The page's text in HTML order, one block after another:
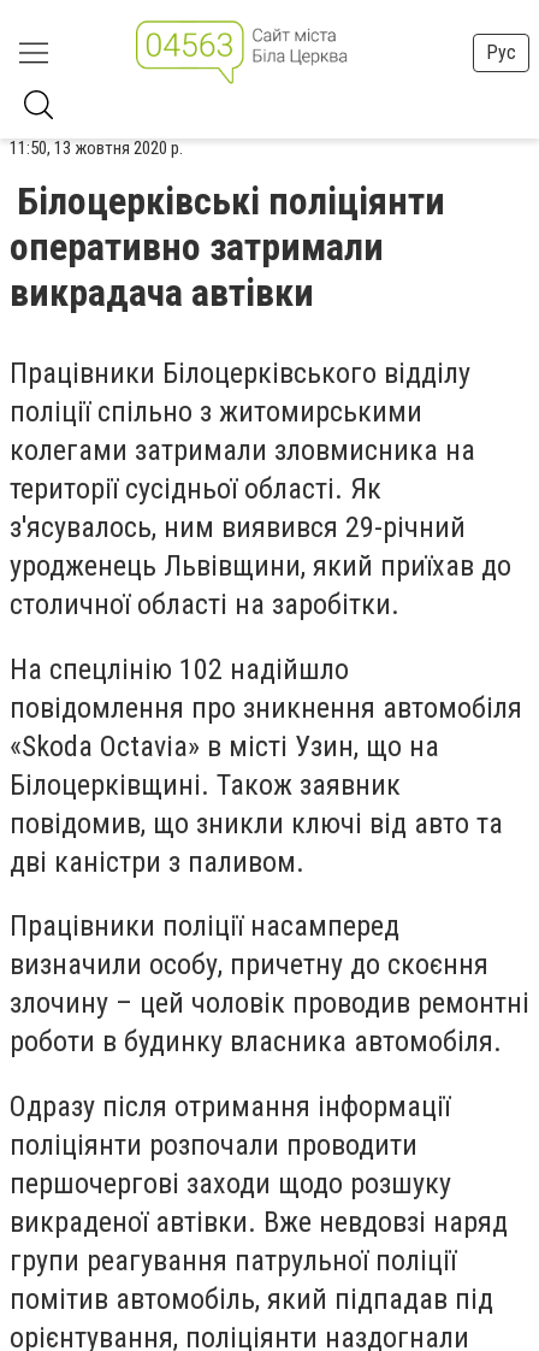
Рус
11:50, 13 жовтня 2020 р.
Білоцерківські поліціянти
оперативно затримали
викрадача автівки
Працівники Білоцерківського відділу
поліції спільно з житомирськими
колегами затримали зловмисника на
території сусідньої області. Як
з'ясувалось, ним виявився 29-річний
уродженець Львівщини, який приїхав до
столичної області на заробітки.
На спецлінію 102 надійшло
повідомлення про зникнення автомобіля
«Skoda Octavia» в місті Узин, що на
Білоцерківщині. Також заявник
повідомив, що зникли ключі від авто та
дві каністри з паливом.
Працівники поліції насамперед
визначили особу, причетну до скоєння
злочину – цей чоловік проводив ремонтні
роботи в будинку власника автомобіля.
Одразу після отримання інформації
поліціянти розпочали проводити
першочергові заходи щодо розшуку
викраденої автівки. Вже невдовзі наряд
групи реагування патрульної поліції
помітив автомобіль, який підпадав під
орієнтування, поліціянти наздогнали